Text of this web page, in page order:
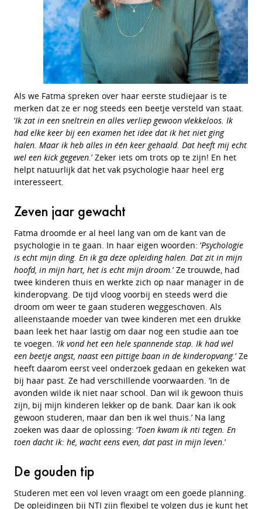
Als we Fatma spreken over haar eerste studiejaar is te
merken dat ze er nog steeds een beetje versteld van staat.
‘Ik zat in een sneltrein en alles verliep gewoon vlekkeloos. Ik
had elke keer bij een examen het idee dat ik het niet ging
halen. Maar ik heb alles in één keer gehaald. Dat heeft mij echt
wel een kick gegeven.’ Zeker iets om trots op te zijn! En het
helpt natuurlijk dat het vak psychologie haar heel erg
interesseert.
Zeven jaar gewacht
Fatma droomde er al heel lang van om de kant van de
psychologie in te gaan. In haar eigen woorden: ‘Psychologie
is echt mijn ding. En ik ga deze opleiding halen. Dat zit in mijn
hoofd, in mijn hart, het is echt mijn droom.’ Ze trouwde, had
twee kinderen thuis en werkte zich op naar manager in de
kinderopvang. De tijd vloog voorbij en steeds werd die
droom om weer te gaan studeren weggeschoven. Als
alleenstaande moeder van twee kinderen met een drukke
baan leek het haar lastig om daar nog een studie aan toe
te voegen. ‘Ik vond het een hele spannende stap. Ik had wel
een beetje angst, naast een pittige baan in de kinderopvang.’ Ze
heeft daarom eerst veel onderzoek gedaan en gekeken wat
bij haar past. Ze had verschillende voorwaarden. ‘In de
avonden wilde ik niet naar school. Dan wil ik gewoon thuis
zijn, bij mijn kinderen lekker op de bank. Daar kan ik ook
gewoon studeren, maar dan ben ik wel thuis.’ Na lang
zoeken was daar de oplossing: ‘Toen kwam ik nti tegen. En
toen dacht ik: hé, wacht eens even, dat past in mijn leven.’
De gouden tip
Studeren met een vol leven vraagt om een goede planning.
De opleidingen bij NTI zijn flexibel te volgen dus je kunt het